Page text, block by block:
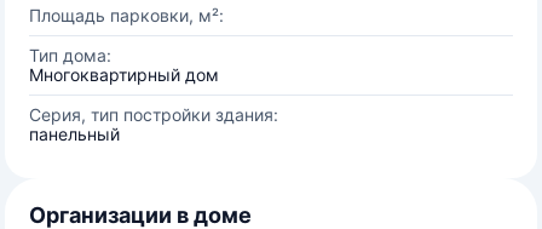
Площадь парковки, м²:
Тип дома:
Многоквартирный дом
Серия, тип постройки здания:
панельный
Организации в доме